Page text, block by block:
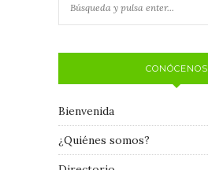
CONÓCENOS
Bienvenida
¿Quiénes somos?